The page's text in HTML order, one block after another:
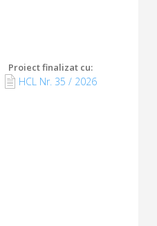
Proiect finalizat cu:
HCL Nr. 35 / 2026